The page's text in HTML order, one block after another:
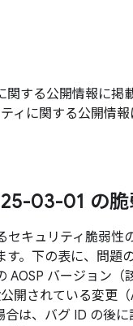
する公開情報に掲
ィに関する公開情
03-01 の
キュリティ脆弱性
。下の表に、問題
AOSP バージョン
開されている変更
は、バグ ID の後